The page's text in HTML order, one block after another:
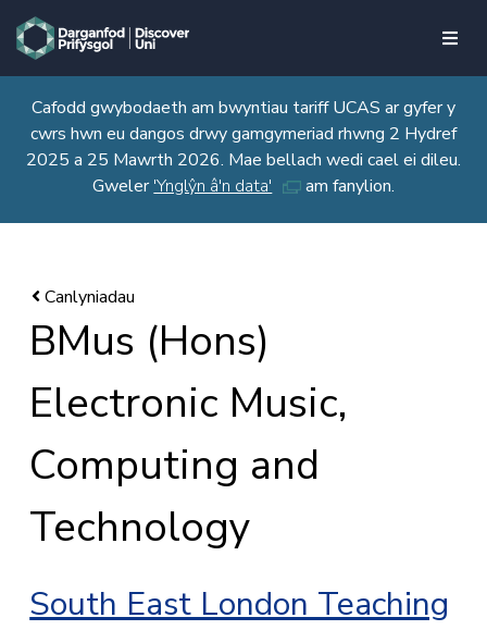
skip to main content
Cafodd gwybodaeth am bwyntiau tariff UCAS ar gyfer y
cwrs hwn eu dangos drwy gamgymeriad rhwng 2 Hydref
2025 a 25 Mawrth 2026. Mae bellach wedi cael ei dileu.
Gweler'Ynglŷn â'n data' am fanylion.
BMus (Hons)
Electronic Music,
Computing and
Technology
South East London Teaching